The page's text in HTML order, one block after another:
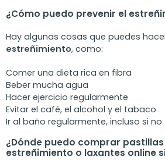
¿Cómo puedo prevenir el
Hay algunas cosas que puedes
estreñimiento, como:
Comer una dieta rica en fibra
Beber mucha agua
Hacer ejercicio regularmente
Evitar el café, el alcohol y el tabaco
Ir al baño regularmente, incluso si
¿Dónde puedo comprar
estreñimiento o laxantes online